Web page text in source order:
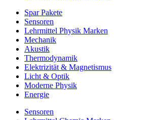
Spar Pakete
Sensoren
Lehrmittel Physik Marken
Mechanik
Akustik
Thermodynamik
Elektrizität & Magnetismus
Licht & Optik
Moderne Physik
Energie
Sensoren